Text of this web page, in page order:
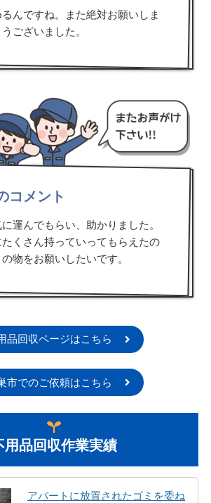
んですね。また絶対お願いしま
ございました。
コメント
運んでもらい、助かりました。
くさん持っていってもらえたの
物をお願いしたいです。
品回収ページはこちら
市でのご依頼はこちら
用品回収作業実績
アパートに放置されたゴミを委ね